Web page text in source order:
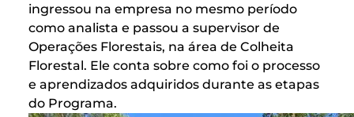
ingressou na empresa no mesmo período
como analista e passou a supervisor de
Operações Florestais, na área de Colheita
Florestal. Ele conta sobre como foi o processo
e aprendizados adquiridos durante as etapas
do Programa.